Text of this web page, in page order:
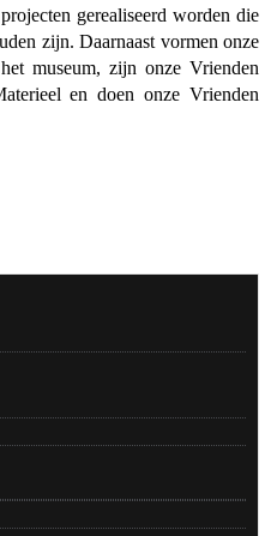
gerealiseerd worden die
zijn. Daarnaast vormen onze
museum, zijn onze Vrienden
en doen onze Vrienden